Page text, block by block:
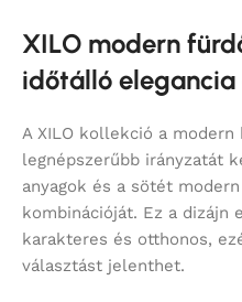
XILO modern
időtálló
A XILO kollekció a
legnépszerűbb irányzatát
anyagok és a sötét
kombinációját. Ez a dizájn
karakteres és otthonos,
választást jelenthet.